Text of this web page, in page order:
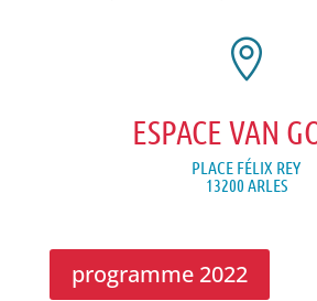

ESPACE VAN
PLACE FÉLIX REY
13200 ARLES
programme 2022